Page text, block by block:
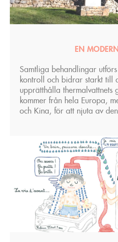
EN
Samtliga behandlingar
kontroll och bidrar starkt till
upprätthålla thermalvattnets
kommer från hela Europa,
och Kina, för att njuta av